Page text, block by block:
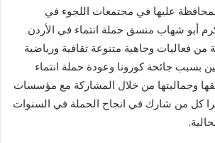
عليها في مجتمعات اللجوء في
أبو شهاب منسق حملة انتماء في الأردن
فعاليات وجاهية متنوعة ثقافية ورياضية
بسبب جائحة كورونا وعودة حملة انتماء
وجماليتها من خلال المشاركة مع مؤسسات
كل من شارك في انجاح الحملة في السنوات